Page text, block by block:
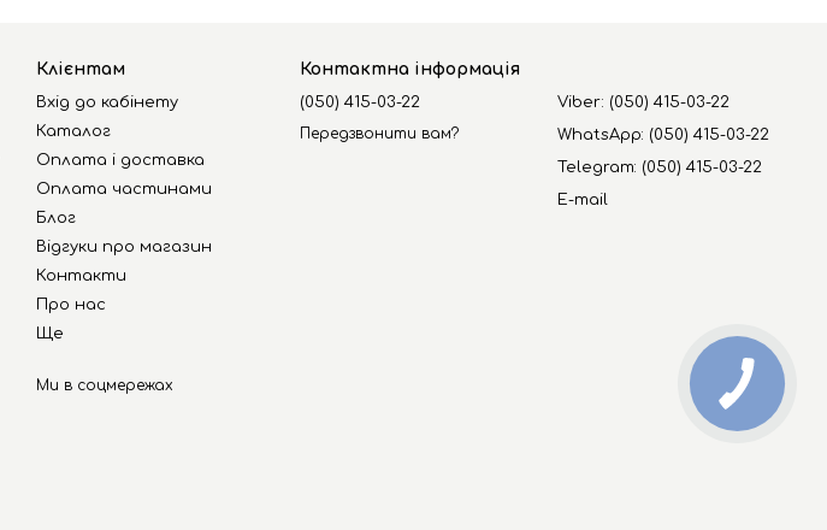
Клієнтам
Вхід до кабінету
Каталог
Оплата і доставка
Оплата частинами
Блог
Відгуки про магазин
Контакти
Про нас
Ще
Ми в соцмережах
Контактна інформація
(050) 415-03-22
Передзвонити вам?
Viber: (050) 415-03-22
WhatsApp: (050) 415-03-22
Telegram: (050) 415-03-22
E-mail